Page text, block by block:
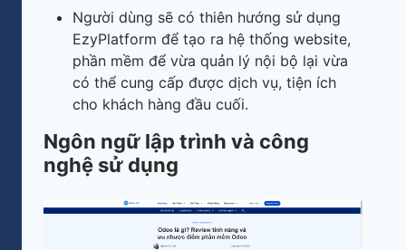
Người dùng sẽ có thiên hướng sử dụng
EzyPlatform để tạo ra hệ thống website,
phần mềm để vừa quản lý nội bộ lại vừa
có thể cung cấp được dịch vụ, tiện ích
cho khách hàng đầu cuối.
Ngôn ngữ lập trình và công
nghệ sử dụng